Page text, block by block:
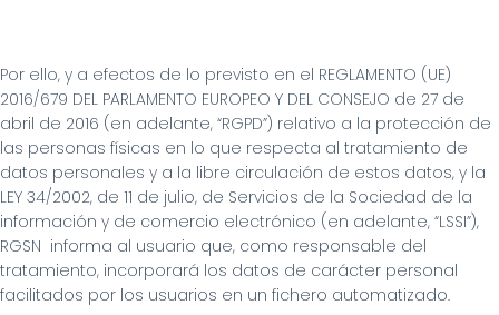
Por ello, y a efectos de lo previsto en el REGLAMENTO (UE)
2016/679 DEL PARLAMENTO EUROPEO Y DEL CONSEJO de 27 de
abril de 2016 (en adelante, “RGPD”) relativo a la protección de
las personas físicas en lo que respecta al tratamiento de
datos personales y a la libre circulación de estos datos, y la
LEY 34/2002, de 11 de julio, de Servicios de la Sociedad de la
información y de comercio electrónico (en adelante, “LSSI”),
RGSN  informa al usuario que, como responsable del
tratamiento, incorporará los datos de carácter personal
facilitados por los usuarios en un fichero automatizado.